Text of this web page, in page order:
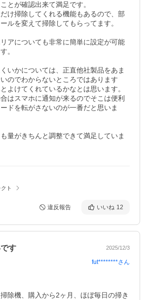
とが確認出来て満足です。
け掃除してくれる機能もあるので、部
ルを変えて掃除してもらってます。
アについても非常に簡単に設定が可能
。
いかについては、正直他社製品をあま
のでわからないところではあります
よけてくれているかなとは思います。
はスマホに通知が来るのでそこは便利
ドを転がさないのが一番だと思いま
量がきちんと調整できて満足していま
ト
違反報告 いいね 12
す 2025/12/3
fut********さん
除機、購入から2ヶ月、ほぼ毎日の掃き